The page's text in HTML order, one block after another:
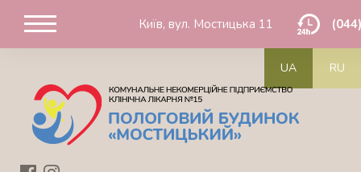
Київ, вул. Мостицька 11
UA RU